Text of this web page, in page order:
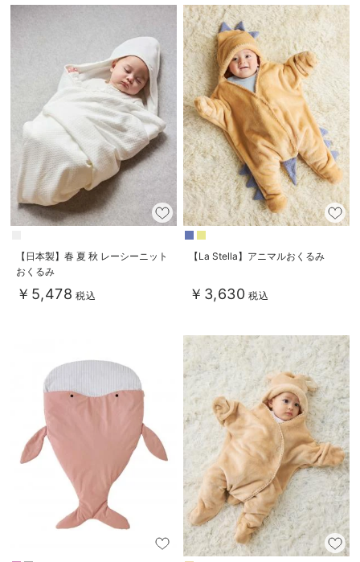
Gift Selection 出産祝い
ロンパースはいつからいつまで使う？選ぶポイントも解説！
保育園・入園準備特集
ファルスカ
デロンギ
入院準備の持ち物チェック
【日本製】春 夏 秋 レーシーニット
おくるみ
￥5,478 税込
【La Stella】アニマルおくるみ
￥3,630 税込